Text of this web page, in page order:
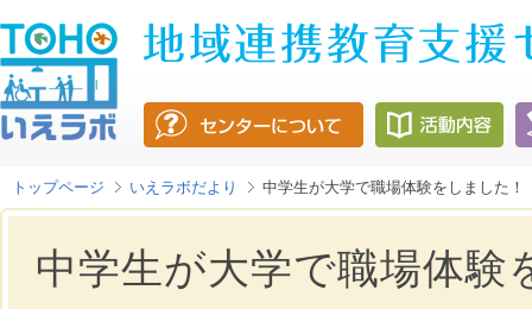
トップページ いえラボだより 中学生が大学で職場体験をしました！
中学生が大学で職場体験